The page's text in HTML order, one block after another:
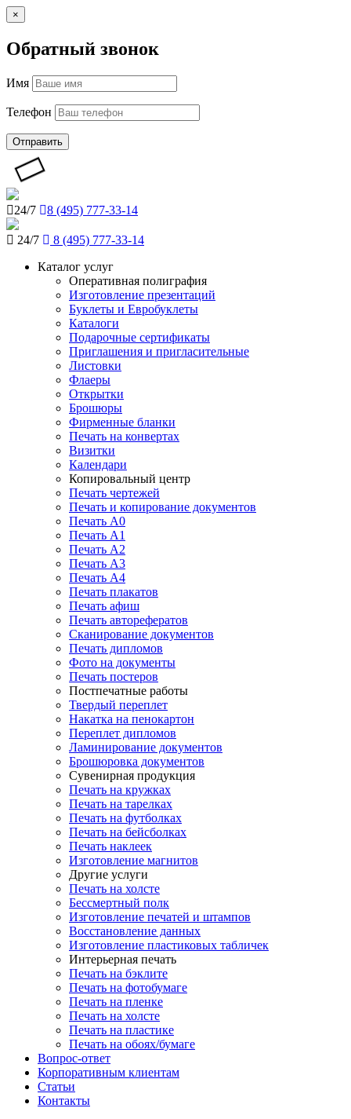
×
Обратный звонок
Имя
Телефон
Отправить
24/7 8 (495) 777-33-14
24/7
8 (495) 777-33-14
Каталог услуг
Оперативная полиграфия
Изготовление презентаций
Буклеты и Eвробуклеты
Каталоги
Подарочные сертификаты
Приглашения и пригласительные
Листовки
Флаеры
Открытки
Брошюры
Фирменные бланки
Печать на конвертах
Визитки
Календари
Копировальный центр
Печать чертежей
Печать и копирование документов
Печать А0
Печать А1
Печать А2
Печать А3
Печать А4
Печать плакатов
Печать афиш
Печать авторефератов
Сканирование документов
Печать дипломов
Фото на документы
Печать постеров
Постпечатные работы
Твердый переплет
Накатка на пенокартон
Переплет дипломов
Ламинирование документов
Брошюровка документов
Сувенирная продукция
Печать на кружках
Печать на тарелках
Печать на футболках
Печать на бейсболках
Печать наклеек
Изготовление магнитов
Другие услуги
Печать на холсте
Бессмертный полк
Изготовление печатей и штампов
Восстановление данных
Изготовление пластиковых табличек
Интерьерная печать
Печать на бэклите
Печать на фотобумаге
Печать на пленке
Печать на холсте
Печать на пластике
Печать на обоях/бумаге
Вопрос-ответ
Корпоративным клиентам
Статьи
Контакты